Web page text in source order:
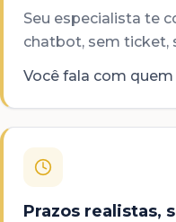
Seu especialista te
chatbot, sem ticket,
Você fala com
Prazos realistas,